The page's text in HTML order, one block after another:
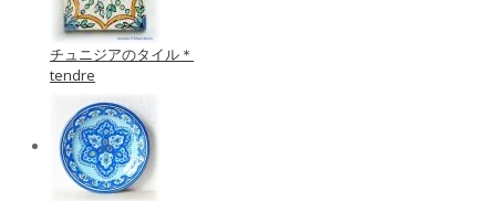
チュニジアのタイル＊
tendre